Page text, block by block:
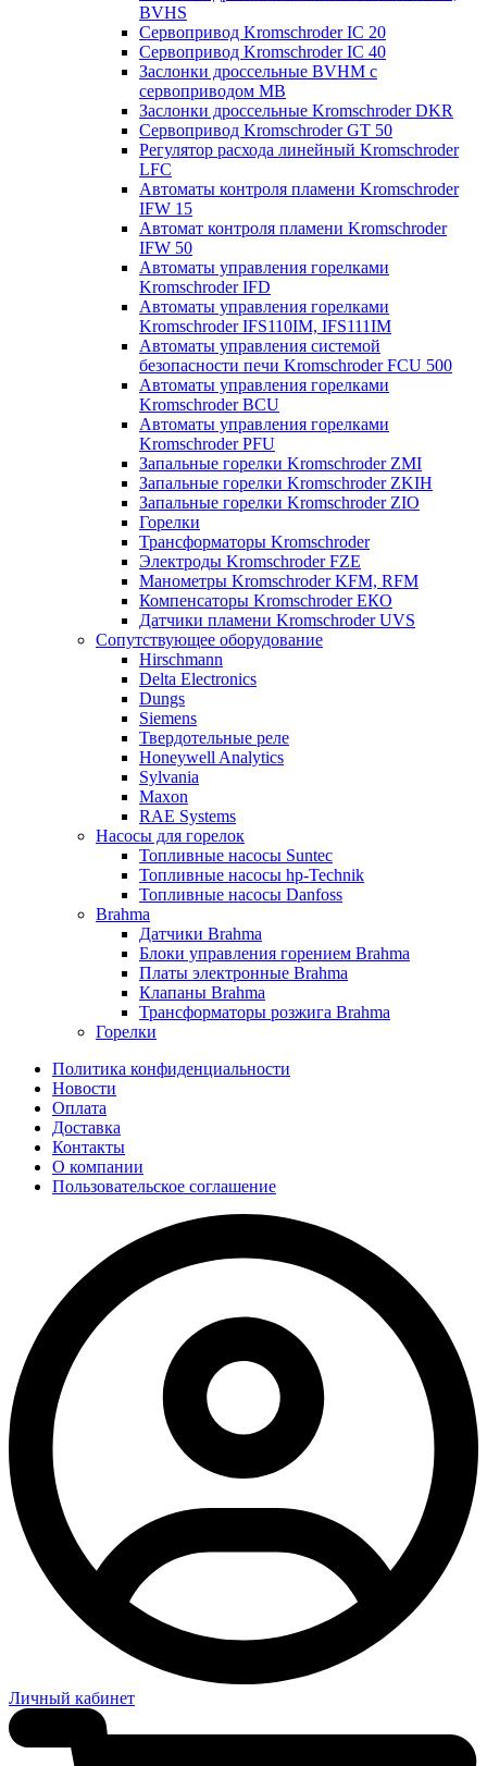
BVHS
Сервопривод Kromschroder IC 20
Сервопривод Kromschroder IC 40
Заслонки дроссельные BVHM с
сервоприводом МВ
Заслонки дроссельные Kromschroder DKR
Cервопривод Kromschroder GT 50
Регулятор расхода линейный Kromschroder
LFC
Автоматы контроля пламени Kromschroder
IFW 15
Автомат контроля пламени Kromschroder
IFW 50
Автоматы управления горелками
Kromschroder IFD
Автоматы управления горелками
Kromschroder IFS110IM, IFS111IM
Автоматы управления системой
безопасности печи Kromschroder FCU 500
Автоматы управления горелками
Kromschroder BCU
Автоматы управления горелками
Kromschroder PFU
Запальные горелки Kromschroder ZМI
Запальные горелки Kromschroder ZKIH
Запальные горелки Kromschroder ZIO
Горелки
Трансформаторы Kromschroder
Электроды Kromschroder FZE
Манометры Kromschroder KFM, RFM
Компенсаторы Kromschroder ЕКО
Датчики пламени Kromschroder UVS
Сопутствующее оборудование
Hirschmann
Delta Electronics
Dungs
Siemens
Твердотельные реле
Honeywell Analytics
Sylvania
Maxon
RAE Systems
Насосы для горелок
Топливные насосы Suntec
Топливные насосы hp-Technik
Топливные насосы Danfoss
Brahma
Датчики Brahma
Блоки управления горением Brahma
Платы электронные Brahma
Клапаны Brahma
Трансформаторы розжига Brahma
Горелки
Политика конфиденциальности
Новости
Оплата
Доставка
Контакты
О компании
Пользовательское соглашение
Личный кабинет